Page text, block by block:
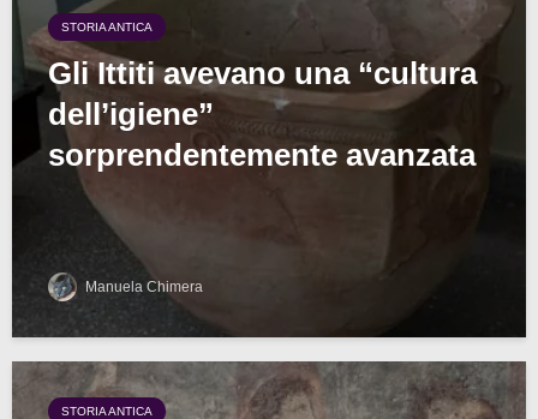
STORIA ANTICA
Gli Ittiti avevano una “cultura
dell’igiene”
sorprendentemente avanzata
Manuela Chimera
STORIA ANTICA